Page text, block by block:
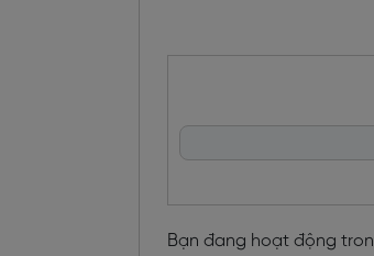
Bạn đang hoạt động